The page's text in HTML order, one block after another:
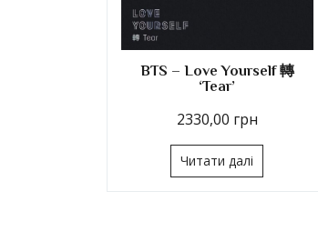
BTS – Love Yourself 轉
‘Tear’
2330,00 грн
Читати далі